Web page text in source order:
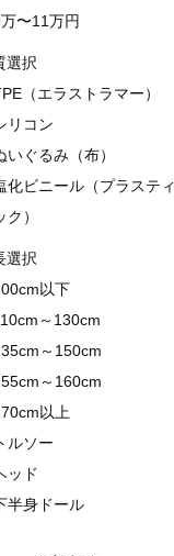
〜11万円
選択
（エラストラマー）
リコン
いぐるみ（布）
化ビニール（プラスティ
ク）
選択
以下
～130cm
～150cm
～160cm
以上
ルソー
ッド
半身ドール